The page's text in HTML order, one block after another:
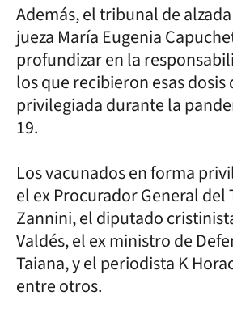
Además, el tribunal de
jueza María Eugenia
profundizar en la
los que recibieron esas dosis
privilegiada durante la
19.
Los vacunados en forma
el ex Procurador General del
Zannini, el diputado
Valdés, el ex ministro de
Taiana, y el periodista K
entre otros.